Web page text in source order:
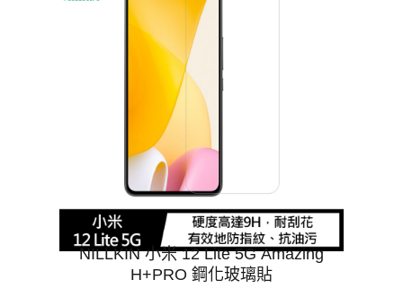
NILLKIN 小米 12 Lite 5G Amazing
H+PRO 鋼化玻璃貼